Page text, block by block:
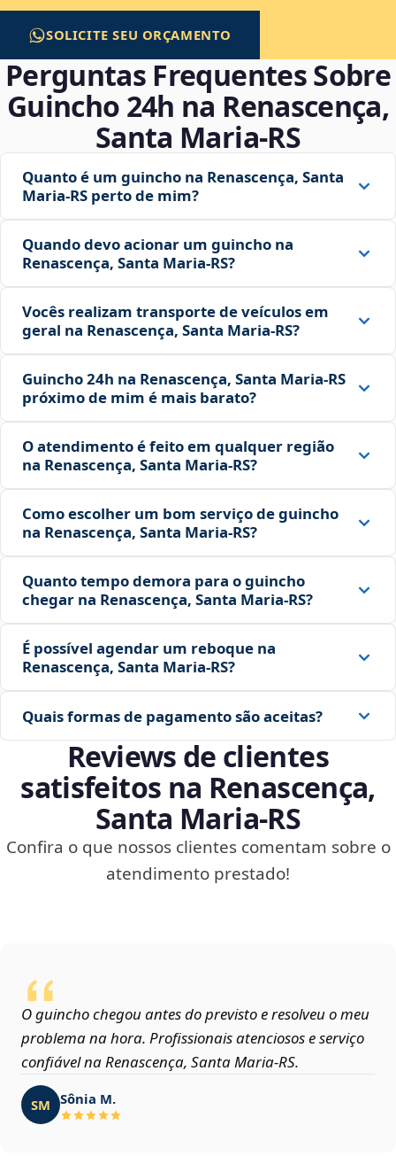
SOLICITE SEU ORÇAMENTO
Perguntas Frequentes Sobre
Guincho 24h na Renascença,
Santa Maria‑RS
Quanto é um guincho na Renascença, Santa
Maria‑RS perto de mim?
Quando devo acionar um guincho na
Renascença, Santa Maria‑RS?
Vocês realizam transporte de veículos em
geral na Renascença, Santa Maria‑RS?
Guincho 24h na Renascença, Santa Maria‑RS
próximo de mim é mais barato?
O atendimento é feito em qualquer região
na Renascença, Santa Maria‑RS?
Como escolher um bom serviço de guincho
na Renascença, Santa Maria‑RS?
Quanto tempo demora para o guincho
chegar na Renascença, Santa Maria‑RS?
É possível agendar um reboque na
Renascença, Santa Maria‑RS?
Quais formas de pagamento são aceitas?
Reviews de clientes
satisfeitos na Renascença,
Santa Maria‑RS
Confira o que nossos clientes comentam sobre o
atendimento prestado!
O guincho chegou antes do previsto e resolveu o meu
problema na hora. Profissionais atenciosos e serviço
confiável na Renascença, Santa Maria‑RS.
SM Sônia M.